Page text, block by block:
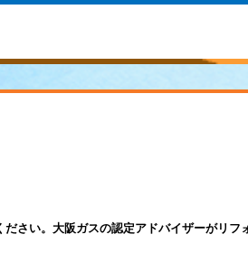
さい。大阪ガスの認定アドバイザーがリフ